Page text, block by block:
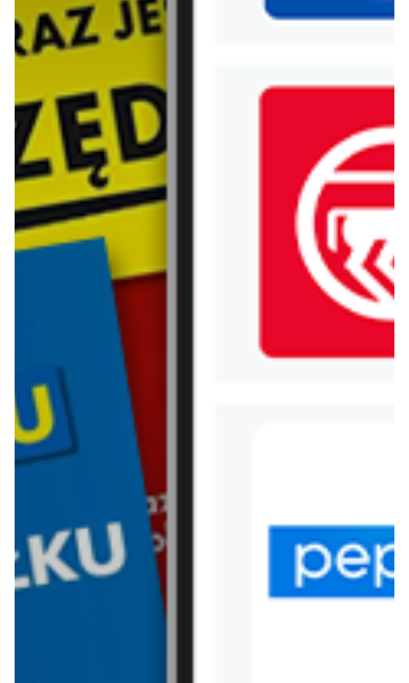
Hebe
aktualna
Rossmann
Higiena jamy ustnej - super okazje!
WIĘCEJ GAZETEK HEBE